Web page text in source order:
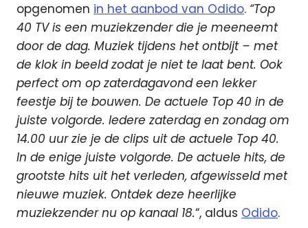
opgenomen in het aanbod van Odido. “Top
40 TV is een muziekzender die je meeneemt
door de dag. Muziek tijdens het ontbijt – met
de klok in beeld zodat je niet te laat bent. Ook
perfect om op zaterdagavond een lekker
feestje bij te bouwen. De actuele Top 40 in de
juiste volgorde. Iedere zaterdag en zondag om
14.00 uur zie je de clips uit de actuele Top 40.
In de enige juiste volgorde. De actuele hits, de
grootste hits uit het verleden, afgewisseld met
nieuwe muziek. Ontdek deze heerlijke
muziekzender nu op kanaal 18.“, aldus Odido.